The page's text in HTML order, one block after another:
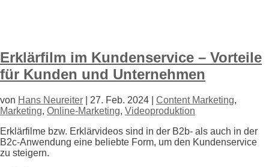
Erklärfilm im Kundenservice – Vorteile
für Kunden und Unternehmen
von Hans Neureiter 27. Feb. 2024 Content Marketing,
Marketing, Online-Marketing, Videoproduktion
Erklärfilme bzw. Erklärvideos sind in der B2b- als auch in der
B2c-Anwendung eine beliebte Form, um den Kundenservice
zu steigern.